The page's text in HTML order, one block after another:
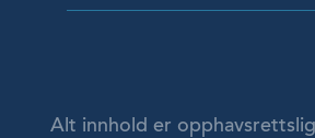
Alt innhold er